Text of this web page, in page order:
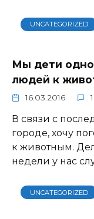
UNCATEGORIZED
Мы дети
людей к
16.03.2016 1
В связи с
городе, хочу
к животным.
недели у нас
UNCATEGORIZED